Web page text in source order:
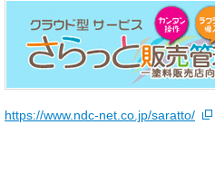
https://www.ndc-net.co.jp/saratto/